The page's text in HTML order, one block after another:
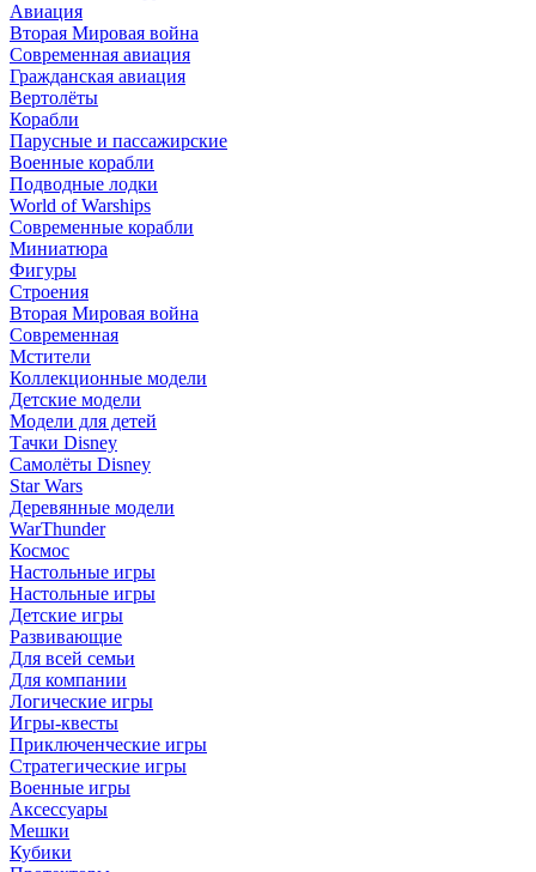
Авиация
Вторая Мировая война
Современная авиация
Гражданская авиация
Вертолёты
Корабли
Парусные и пассажирские
Военные корабли
Подводные лодки
World of Warships
Современные корабли
Миниатюра
Фигуры
Строения
Вторая Мировая война
Современная
Мстители
Коллекционные модели
Детские модели
Модели для детей
Тачки Disney
Самолёты Disney
Star Wars
Деревянные модели
WarThunder
Космос
Настольные игры
Настольные игры
Детские игры
Развивающие
Для всей семьи
Для компании
Логические игры
Игры-квесты
Приключенческие игры
Стратегические игры
Военные игры
Аксессуары
Мешки
Кубики